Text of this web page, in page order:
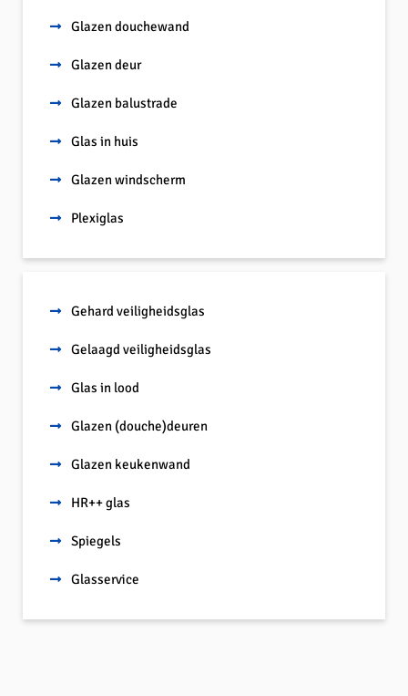
Glazen douchewand
Glazen deur
Glazen balustrade
Glas in huis
Glazen windscherm
Plexiglas
Gehard veiligheidsglas
Gelaagd veiligheidsglas
Glas in lood
Glazen (douche)deuren
Glazen keukenwand
HR++ glas
Spiegels
Glasservice